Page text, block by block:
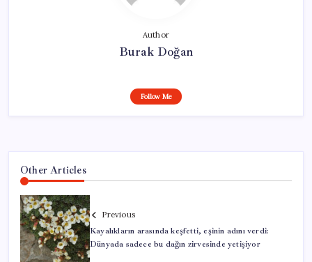
Author
Burak Doğan
Follow Me
Other Articles
Previous
Kayalıkların arasında keşfetti, eşinin adını verdi:
Dünyada sadece bu dağın zirvesinde yetişiyor